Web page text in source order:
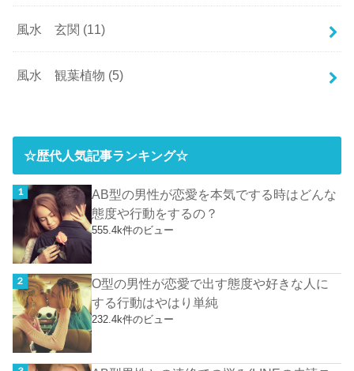
風水 玄関 (11)
風水 観葉植物 (5)
☆歴代人気記事ランキング☆
AB型の男性が恋愛を本気でする時はどんな
態度や行動をするの？
555.4k件のビュー
O型の男性が恋愛で出す態度や好きな人に
する行動はやはり単純
232.4k件のビュー